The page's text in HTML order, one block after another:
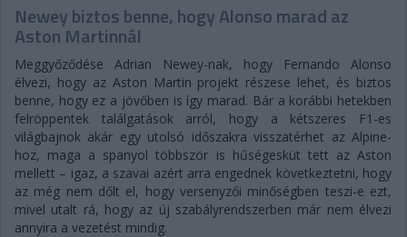
Newey biztos benne, hogy Alonso marad az
Aston Martinnál
Meggyőződése Adrian Newey-nak, hogy Fernando Alonso
élvezi, hogy az Aston Martin projekt részese lehet, és biztos
benne, hogy ez a jövőben is így marad. Bár a korábbi hetekben
felröppentek találgatások arról, hogy a kétszeres F1-es
világbajnok akár egy utolsó időszakra visszatérhet az Alpine-
hoz, maga a spanyol többször is hűségesküt tett az Aston
mellett – igaz, a szavai azért arra engednek következtetni, hogy
az még nem dőlt el, hogy versenyzői minőségben teszi-e ezt,
mivel utalt rá, hogy az új szabályrendszerben már nem élvezi
annyira a vezetést mindig.